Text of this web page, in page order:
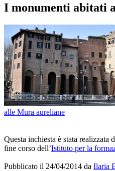
I monumenti abitati
alle Mura aureliane
Questa inchiesta è stata realizzata
fine corso dell’Istituto per la
Pubblicato il 24/04/2014 da Ilaria